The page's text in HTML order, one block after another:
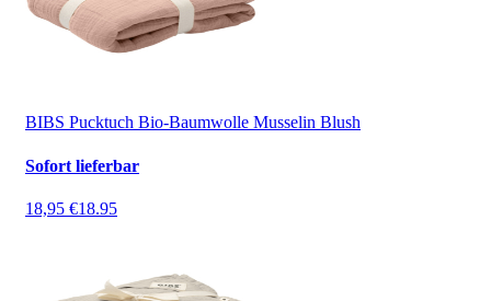
BIBS Pucktuch Bio-Baumwolle Musselin Blush
Sofort lieferbar
18,95 €18.95